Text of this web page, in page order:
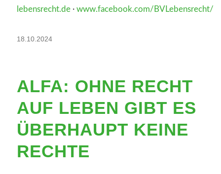
lebensrecht.de· www.facebook.com/BVLebensrecht/
18.10.2024
ALFA: OHNE RECHT
AUF LEBEN GIBT ES
ÜBERHAUPT KEINE
RECHTE